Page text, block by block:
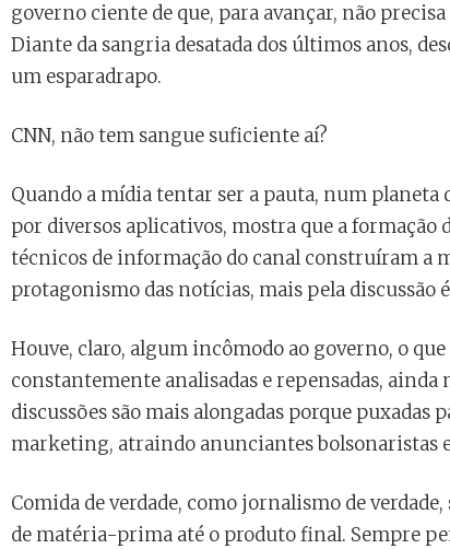
governo ciente de que, para avançar, não
Diante da sangria desatada dos últimos anos,
um esparadrapo.
CNN, não tem sangue suficiente aí?
Quando a mídia tentar ser a pauta, num
por diversos aplicativos, mostra que a
técnicos de informação do canal construíram a
protagonismo das notícias, mais pela discussão
Houve, claro, algum incômodo ao governo, o
constantemente analisadas e repensadas, ainda
discussões são mais alongadas porque puxadas
marketing, atraindo anunciantes bolsonaristas
Comida de verdade, como jornalismo de
de matéria-prima até o produto final. Sempre